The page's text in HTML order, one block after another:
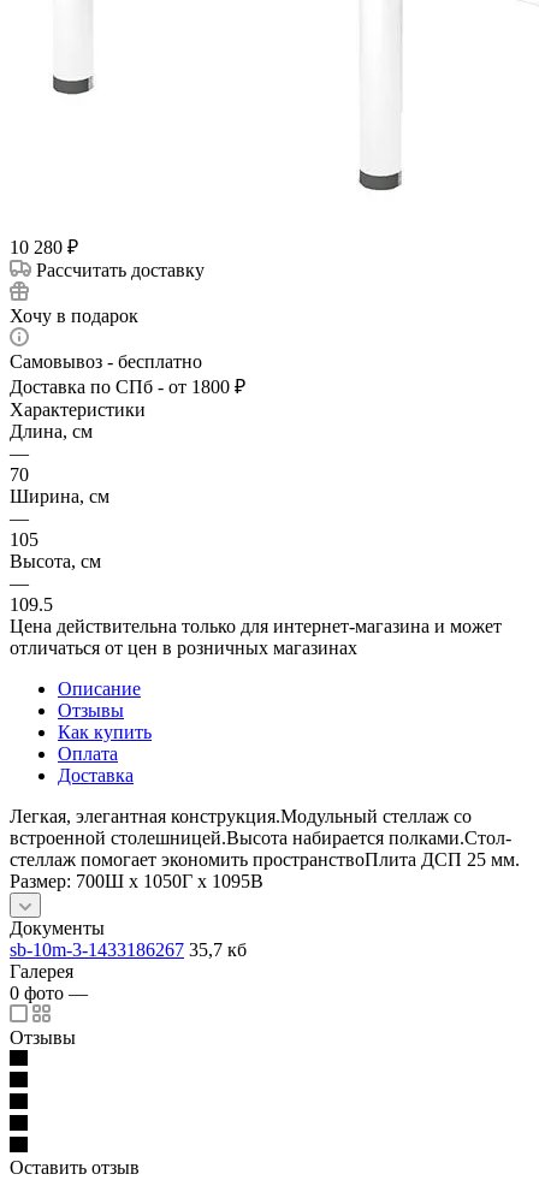
10 280 ₽
Рассчитать доставку
Хочу в подарок
Самовывоз - бесплатно
Доставка по СПб - от 1800 ₽
Характеристики
Длина, см
—
70
Ширина, см
—
105
Высота, см
—
109.5
Цена действительна только для интернет-магазина и может
отличаться от цен в розничных магазинах
Описание
Отзывы
Как купить
Оплата
Доставка
Легкая, элегантная конструкция.Модульный стеллаж со
встроенной столешницей.Высота набирается полками.Стол-
стеллаж помогает экономить пространство​Плита ДСП 25 мм.
Размер: 700Ш x 1050Г x 1095В
Документы
sb-10m-3-1433186267 35,7 кб
Галерея
0 фото —
Отзывы
Оставить отзыв